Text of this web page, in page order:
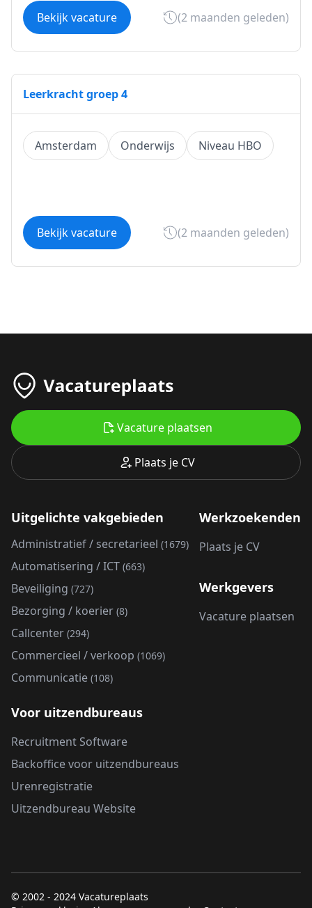
Bekijk vacature (2 maanden geleden)
Leerkracht groep 4
Amsterdam Onderwijs Niveau HBO
Bekijk vacature (2 maanden geleden)
Plaats je CV
Vacature plaatsen
Uitgelichte vakgebieden
Administratief / secretarieel (1679)
Automatisering / ICT (663)
Beveiliging (727)
Bezorging / koerier (8)
Callcenter (294)
Commercieel / verkoop (1069)
Communicatie (108)
Werkzoekenden
Plaats je CV
Werkgevers
Vacature plaatsen
Voor uitzendbureaus
Recruitment Software
Backoffice voor uitzendbureaus
Urenregistratie
Uitzendbureau Website
© 2002 - 2024 Vacatureplaats